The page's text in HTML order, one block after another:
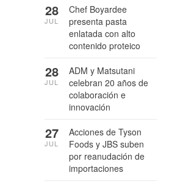
Chef Boyardee
presenta pasta
enlatada con alto
contenido proteico
28
JUL
ADM y Matsutani
celebran 20 años de
colaboración e
innovación
28
JUL
Acciones de Tyson
Foods y JBS suben
por reanudación de
importaciones
27
JUL